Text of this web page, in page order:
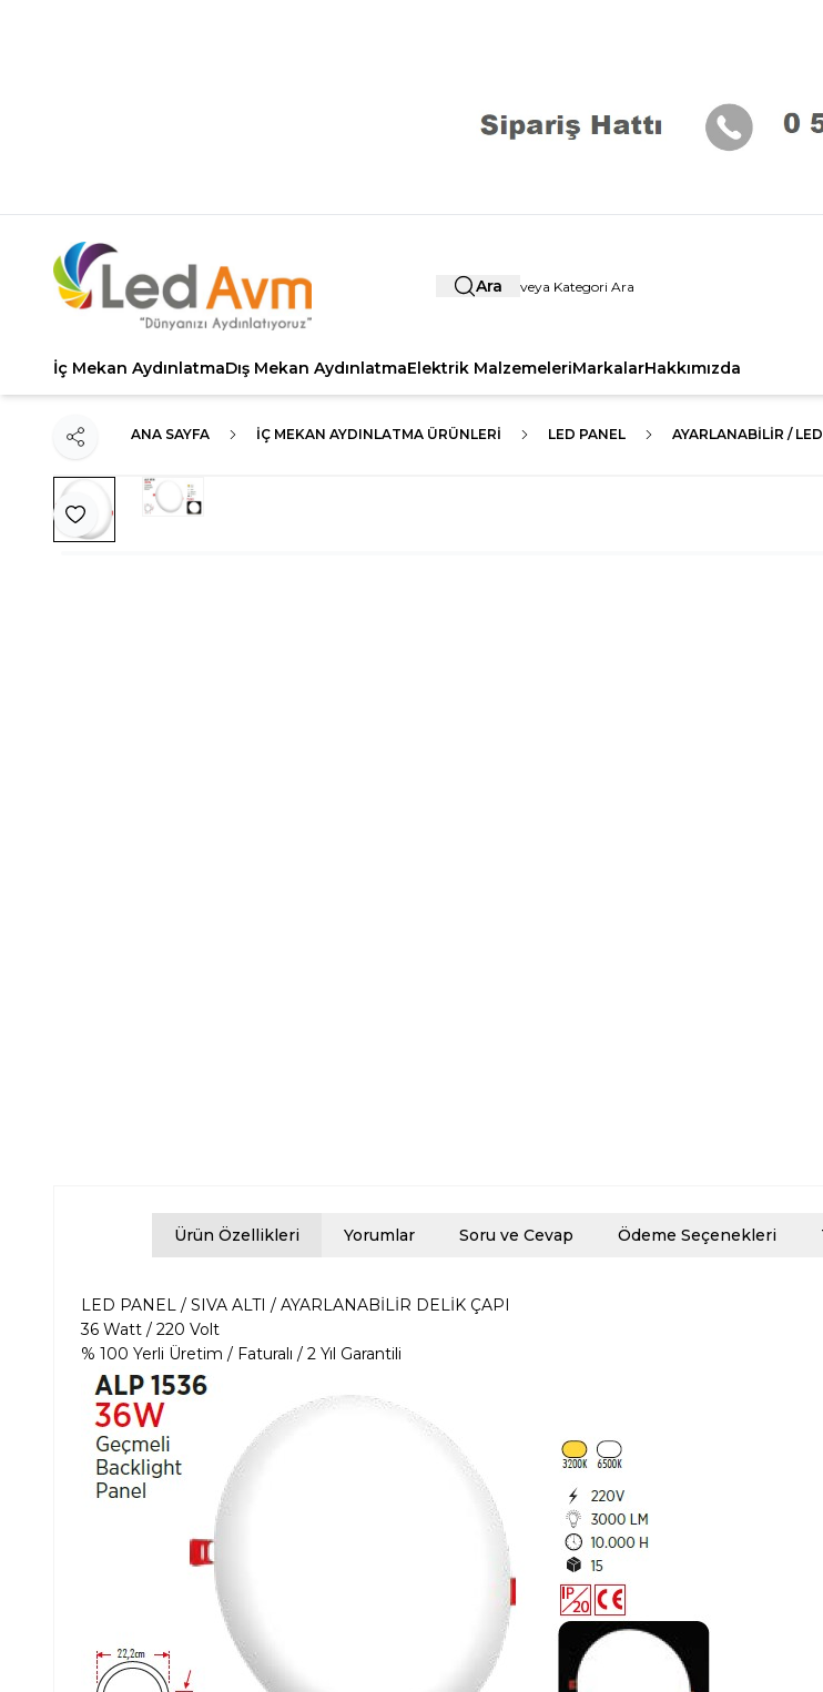
Ara
İç Mekan AydınlatmaDış Mekan AydınlatmaElektrik MalzemeleriMarkalarHakkımızda
ANA SAYFA İÇ MEKAN AYDINLATMA ÜRÜNLERI LED PANEL AYARLANABILIR /
Favoriye Ekle
Paylaş
Ürün Özellikleri Yorumlar Soru ve Cevap Ödeme Seçenekleri
LED PANEL / SIVA ALTI / AYARLANABİLİR DELİK ÇAPI
36 Watt / 220 Volt
% 100 Yerli Üretim / Faturalı / 2 Yıl Garantili